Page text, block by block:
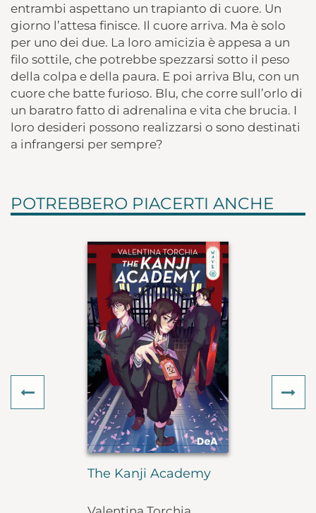
entrambi aspettano un trapianto di cuore. Un
giorno l’attesa finisce. Il cuore arriva. Ma è solo
per uno dei due. La loro amicizia è appesa a un
filo sottile, che potrebbe spezzarsi sotto il peso
della colpa e della paura. E poi arriva Blu, con un
cuore che batte furioso. Blu, che corre sull’orlo di
un baratro fatto di adrenalina e vita che brucia. I
loro desideri possono realizzarsi o sono destinati
a infrangersi per sempre?
POTREBBERO PIACERTI ANCHE
The Kanji Academy
Previous